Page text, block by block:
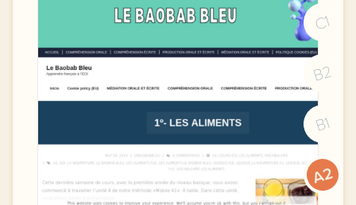
C1
B2
B1
A2